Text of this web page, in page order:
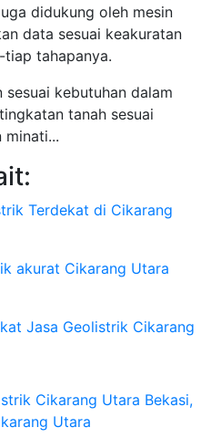
didukung oleh mesin
data sesuai keakuratan
tahapanya.
kebutuhan dalam
tanah sesuai
minati...
Terdekat di Cikarang
akurat Cikarang Utara
Jasa Geolistrik Cikarang
Cikarang Utara Bekasi,
Utara